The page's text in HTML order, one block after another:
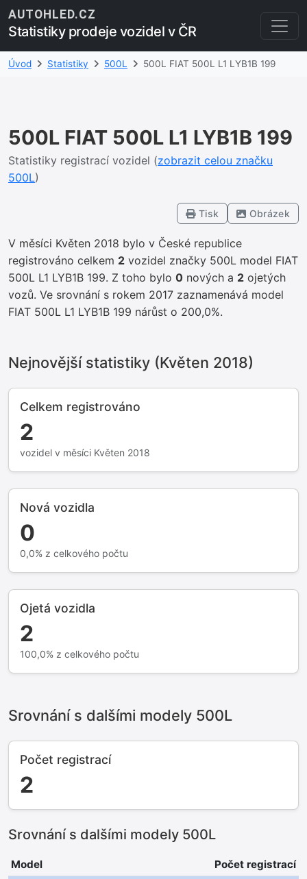
AUTOHLED.CZ
Statistiky prodeje vozidel v ČR
Úvod Statistiky 500L 500L FIAT 500L L1 LYB1B 199
500L FIAT 500L L1 LYB1B 199
Statistiky registrací vozidel (zobrazit celou značku
500L)
Tisk Obrázek
V měsíci Květen 2018 bylo v České republice
registrováno celkem 2 vozidel značky 500L model FIAT
500L L1 LYB1B 199. Z toho bylo 0 nových a 2 ojetých
vozů. Ve srovnání s rokem 2017 zaznamenává model
FIAT 500L L1 LYB1B 199 nárůst o 200,0%.
Nejnovější statistiky (Květen 2018)
Celkem registrováno
2
vozidel v měsíci Květen 2018
Nová vozidla
0
0,0% z celkového počtu
Ojetá vozidla
2
100,0% z celkového počtu
Srovnání s dalšími modely 500L
Počet registrací
2
Srovnání s dalšími modely 500L
Model
Počet registrací